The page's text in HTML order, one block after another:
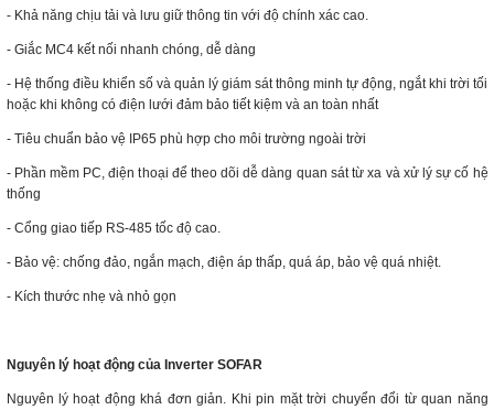
- Khả năng chịu tải và lưu giữ thông tin với độ chính xác cao.
- Giắc MC4 kết nối nhanh chóng, dễ dàng
- Hệ thống điều khiển số và quản lý giám sát thông minh tự động, ngắt khi trời tối
hoặc khi không có điện lưới đảm bảo tiết kiệm và an toàn nhất
- Tiêu chuẩn bảo vệ IP65 phù hợp cho môi trường ngoài trời
- Phần mềm PC, điện thoại để theo dõi dễ dàng quan sát từ xa và xử lý sự cố hệ
thống
- Cổng giao tiếp RS-485 tốc độ cao.
- Bảo vệ: chống đảo, ngắn mạch, điện áp thấp, quá áp, bảo vệ quá nhiệt.
- Kích thước nhẹ và nhỏ gọn
Nguyên lý hoạt động của Inverter SOFAR
Nguyên lý hoạt động khá đơn giản. Khi pin mặt trời chuyển đổi từ quan năng